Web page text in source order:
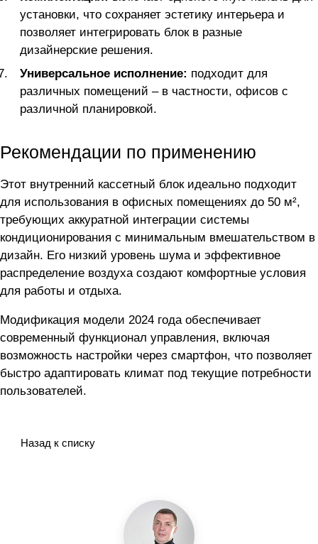
установки, что сохраняет эстетику интерьера и
позволяет интегрировать блок в разные
дизайнерские решения.
Универсальное исполнение: подходит для
различных помещений – в частности, офисов с
различной планировкой.
Рекомендации по применению
Этот внутренний кассетный блок идеально подходит
для использования в офисных помещениях до 50 м²,
требующих аккуратной интеграции системы
кондиционирования с минимальным вмешательством в
дизайн. Его низкий уровень шума и эффективное
распределение воздуха создают комфортные условия
для работы и отдыха.
Модификация модели 2024 года обеспечивает
современный функционал управления, включая
возможность настройки через смартфон, что позволяет
быстро адаптировать климат под текущие потребности
пользователей.
Назад к списку